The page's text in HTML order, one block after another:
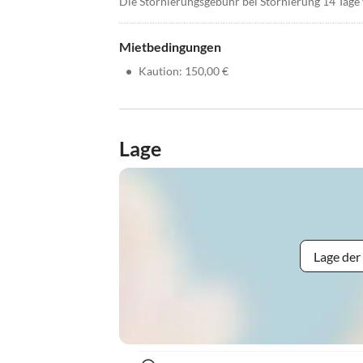
Mietbedingungen
• Kaution: 150,00 €
Lage
Lage